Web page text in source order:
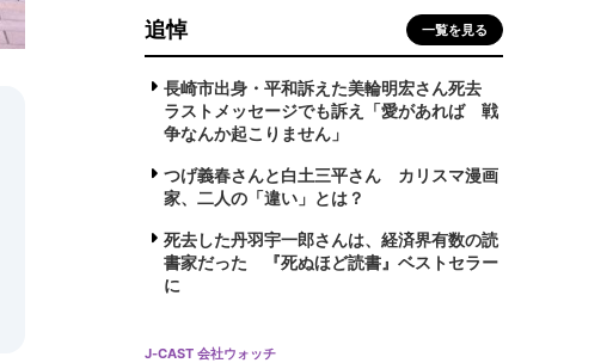
追悼 一覧を見る
長崎市出身・平和訴えた美輪明宏さん死去
ラストメッセージでも訴え「愛があれば 戦
争なんか起こりません」
つげ義春さんと白土三平さん カリスマ漫画
家、二人の「違い」とは？
死去した丹羽宇一郎さんは、経済界有数の読
書家だった 『死ぬほど読書』ベストセラー
に
J-CAST 会社ウォッチ